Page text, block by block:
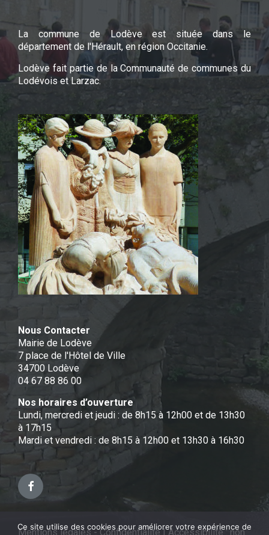
La commune de Lodève est située dans le
département de l'Hérault, en région Occitanie.
Lodève fait partie de la Communauté de communes du
Lodévois et Larzac.
Nous Contacter
Mairie de Lodève
7 place de l'Hôtel de Ville
34700 Lodève
04 67 88 86 00
Nos horaires d’ouverture
Lundi, mercredi et jeudi : de 8h15 à 12h00 et de 13h30
à 17h15
Mardi et vendredi : de 8h15 à 12h00 et 13h30 à 16h30
Facebook
Mentions légales - Confidentialité|Accessibilité : non
Ce site utilise des cookies pour améliorer votre expérience de